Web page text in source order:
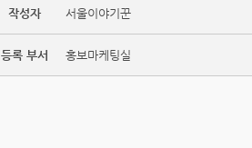
작성자 서울이야기꾼
등록 부서 홍보마케팅실